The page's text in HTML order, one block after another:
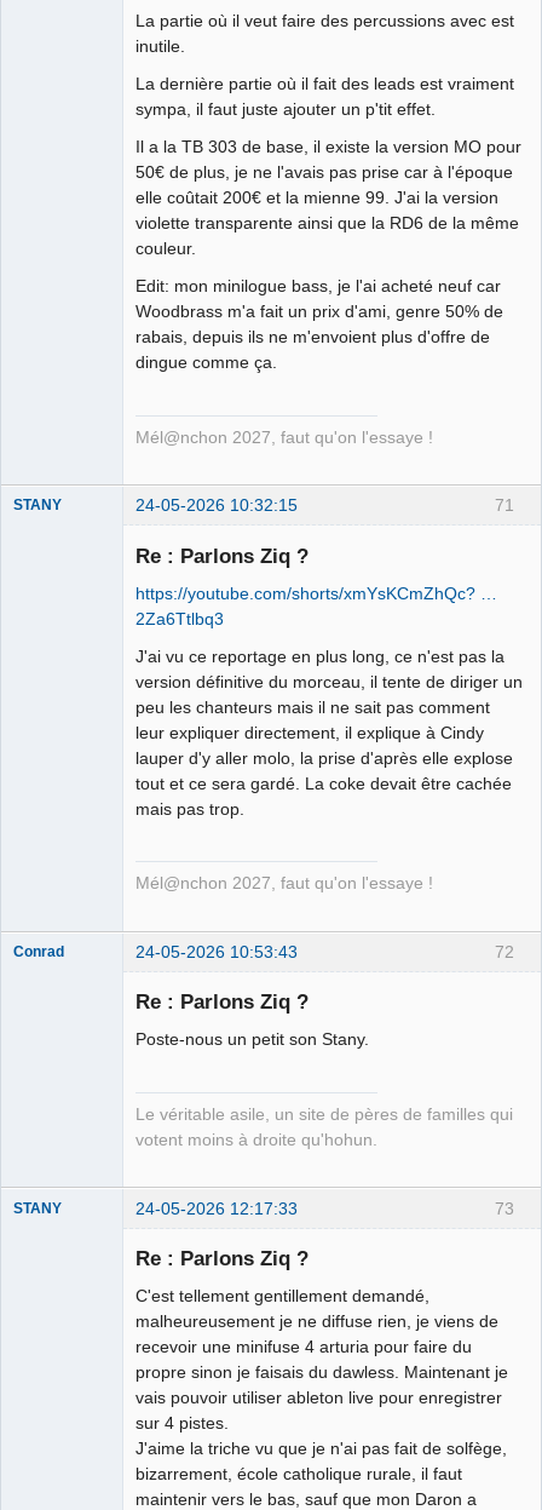
La partie où il veut faire des percussions avec est
inutile.
La dernière partie où il fait des leads est vraiment
sympa, il faut juste ajouter un p'tit effet.
Il a la TB 303 de base, il existe la version MO pour
50€ de plus, je ne l'avais pas prise car à l'époque
elle coûtait 200€ et la mienne 99. J'ai la version
violette transparente ainsi que la RD6 de la même
couleur.
Edit: mon minilogue bass, je l'ai acheté neuf car
Woodbrass m'a fait un prix d'ami, genre 50% de
rabais, depuis ils ne m'envoient plus d'offre de
dingue comme ça.
Mél@nchon 2027, faut qu'on l'essaye !
71
STANY 24-05-2026 10:32:15
Re : Parlons Ziq ?
https://youtube.com/shorts/xmYsKCmZhQc? …
2Za6Ttlbq3
J'ai vu ce reportage en plus long, ce n'est pas la
version définitive du morceau, il tente de diriger un
peu les chanteurs mais il ne sait pas comment
leur expliquer directement, il explique à Cindy
lauper d'y aller molo, la prise d'après elle explose
tout et ce sera gardé. La coke devait être cachée
mais pas trop.
Mél@nchon 2027, faut qu'on l'essaye !
72
Conrad 24-05-2026 10:53:43
Re : Parlons Ziq ?
Poste-nous un petit son Stany.
Le véritable asile, un site de pères de familles qui
votent moins à droite qu'hohun.
73
STANY 24-05-2026 12:17:33
Re : Parlons Ziq ?
C'est tellement gentillement demandé,
malheureusement je ne diffuse rien, je viens de
recevoir une minifuse 4 arturia pour faire du
propre sinon je faisais du dawless. Maintenant je
vais pouvoir utiliser ableton live pour enregistrer
sur 4 pistes.
J'aime la triche vu que je n'ai pas fait de solfège,
bizarrement, école catholique rurale, il faut
maintenir vers le bas, sauf que mon Daron a